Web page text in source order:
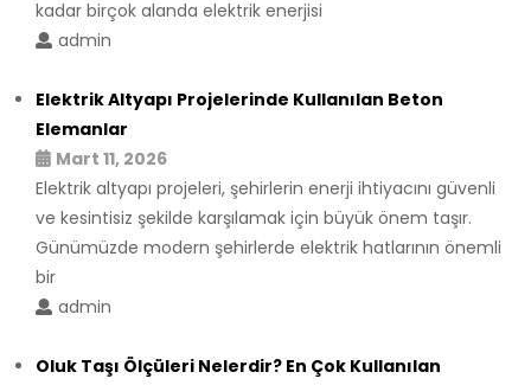
kadar birçok alanda elektrik enerjisi
admin
Elektrik Altyapı Projelerinde Kullanılan Beton
Elemanlar
Mart 11, 2026
Elektrik altyapı projeleri, şehirlerin enerji ihtiyacını güvenli
ve kesintisiz şekilde karşılamak için büyük önem taşır.
Günümüzde modern şehirlerde elektrik hatlarının önemli
bir
admin
Oluk Taşı Ölçüleri Nelerdir? En Çok Kullanılan